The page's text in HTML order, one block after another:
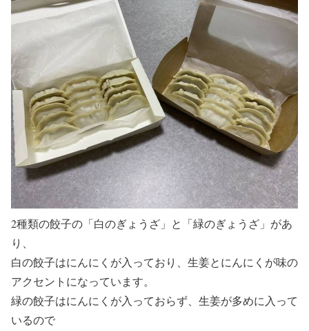
2種類の餃子の「白のぎょうざ」と「緑のぎょうざ」があ
り、
白の餃子はにんにくが入っており、生姜とにんにくが味の
アクセントになっています。
緑の餃子はにんにくが入っておらず、生姜が多めに入って
いるので